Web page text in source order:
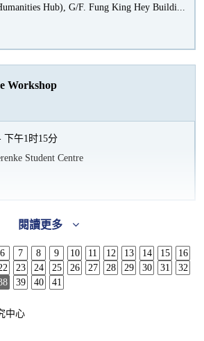
Hub), G/F. Fung King Hey Buildi...
Workshop
下午1时15分
Student Centre
閱讀更多
6 7 8 9 10 11 12 13 14 15
16
23 24 25 26 27 28 29 30 31
32
39 40 41
中心